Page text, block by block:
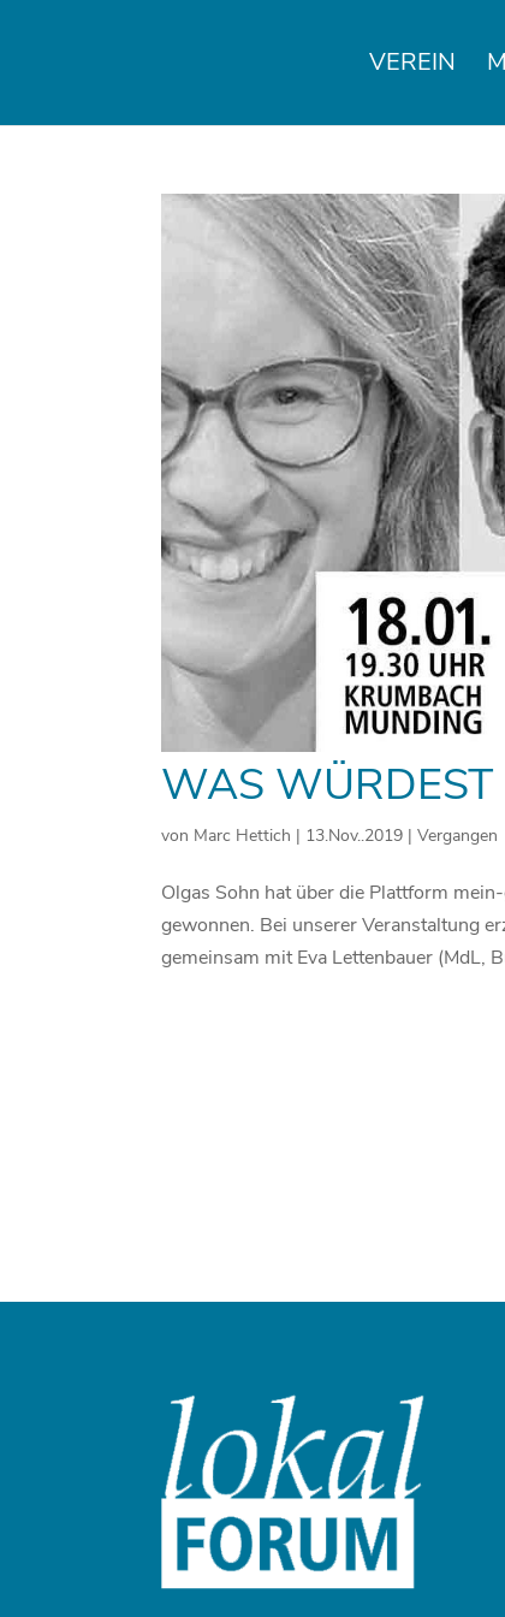
VEREIN
WAS
von Marc Hettich | 13.Nov..2019 |Vergangen
Olgas Sohn hat über die Plattform
gewonnen. Bei unserer Veranstaltung
gemeinsam mit Eva Lettenbauer (MdL,